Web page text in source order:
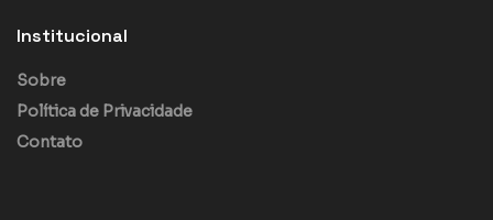
Institucional
Sobre
Política de Privacidade
Contato